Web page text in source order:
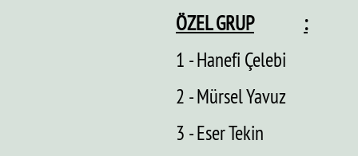
ÖZEL GRUP
:
1 - Hanefi Çelebi
2 - Mürsel Yavuz
3 - Eser Tekin